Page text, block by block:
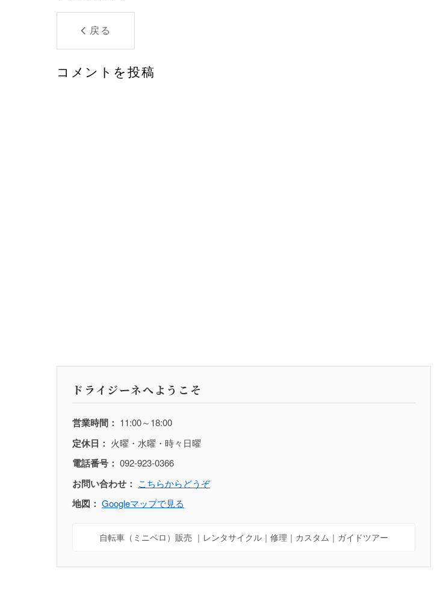
戻る
コメントを投稿
ドライジーネへようこそ
営業時間： 11:00～18:00
定休日： 火曜・水曜・時々日曜
電話番号： 092-923-0366
お問い合わせ： こちらからどうぞ
地図： Googleマップで見る
自転車（ミニベロ）販売 ｜レンタサイクル｜修理｜カスタム｜ガイドツアー